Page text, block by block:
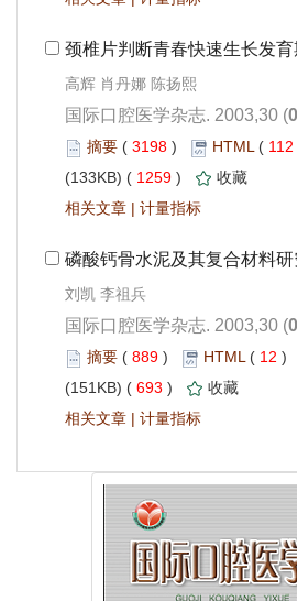
高辉 肖丹娜 陈扬熙
3198 ) 112
1259 )
|
889 ) 12 )
693 )
|